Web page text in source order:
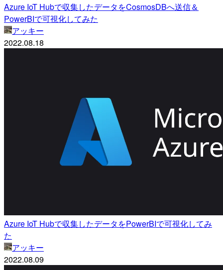
Azure IoT Hubで収集したデータをCosmosDBへ送信＆
PowerBIで可視化してみた
アッキー
2022.08.18
Azure IoT Hubで収集したデータをPowerBIで可視化してみ
た
アッキー
2022.08.09